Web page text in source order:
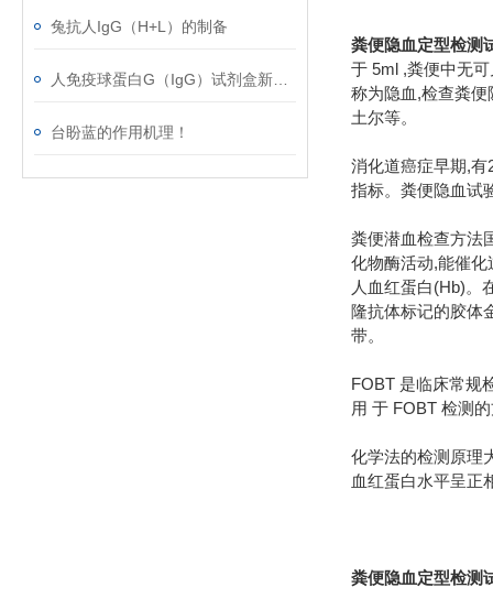
兔抗人IgG（H+L）的制备
台盼蓝的作用机理！
粪便隐血定型检测
于 5ml ,粪便中无
称为隐血,检查粪
土尔等。
消化道癌症早期,
指标。粪便隐血试
粪便潜血检查方法
化物酶活动,能催
人血红蛋白(Hb)。
隆抗体标记的胶体
带。
FOBT 是临床常规
用 于 FOBT 检测
化学法的检测原理
血红蛋白水平呈正
粪便隐血定型检测